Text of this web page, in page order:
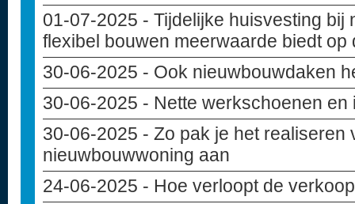
01-07-2025 - Tijdelijke huisvesting bij
flexibel bouwen meerwaarde biedt op
30-06-2025 - Ook nieuwbouwdaken
30-06-2025 - Nette werkschoenen
30-06-2025 - Zo pak je het realiseren
nieuwbouwwoning aan
24-06-2025 - Hoe verloopt de